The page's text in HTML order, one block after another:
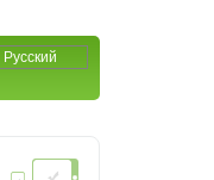
Русский